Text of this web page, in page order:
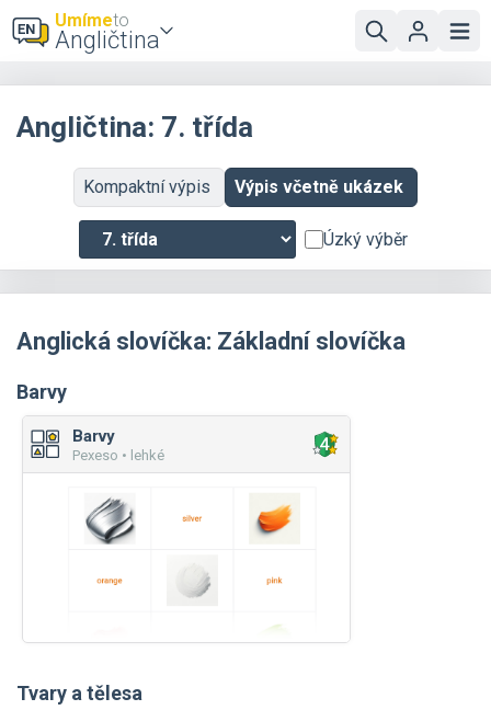
Umímeto
Angličtina
Angličtina: 7. třída
Kompaktní výpis Výpis včetně ukázek
Úzký výběr
Anglická slovíčka: Základní slovíčka
Barvy
Barvy
Pexeso • lehké
Tvary a tělesa